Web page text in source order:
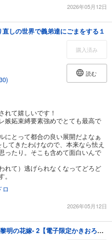
2026年05月12日
しの世界で義弟達にごまをする１
購入済み
読む
れて嬉しいです！
嫉妬束縛要素強めでとても最高で
にとって都合の良い展開だよなぁ
てきたわけなので、本来なら怯え
ったり。そこも含めて面白いんで
れて）逃げられなくなってどろど
ロ
2026年05月12日
部族オメガバース -黎明の花嫁- 2【電子限定かきおろし付】